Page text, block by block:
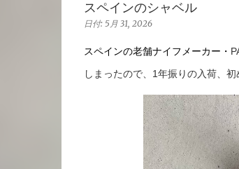
スペインのシャベル
日付: 5月 31, 2026
スペインの老舗ナイフメーカー・
しまったので、1年振りの入荷、初